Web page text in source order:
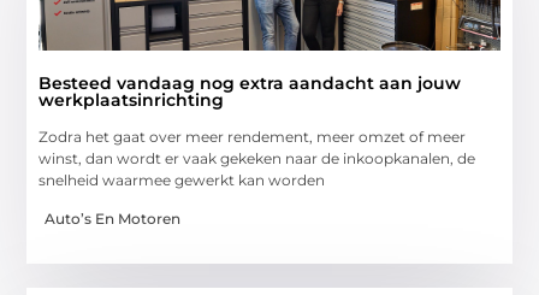
Besteed vandaag nog extra aandacht aan jouw
werkplaatsinrichting
Zodra het gaat over meer rendement, meer omzet of meer
winst, dan wordt er vaak gekeken naar de inkoopkanalen, de
snelheid waarmee gewerkt kan worden
Auto’s En Motoren